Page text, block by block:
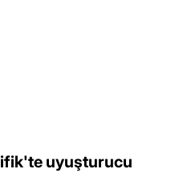
uyuşturucu